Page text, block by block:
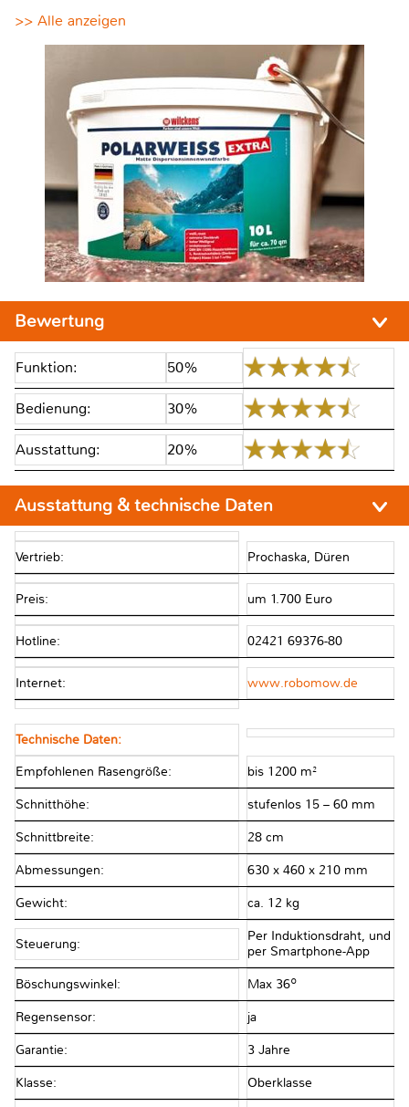
>> Alle anzeigen
Bewertung
Funktion: 50%
Bedienung: 30%
Ausstattung: 20%
Ausstattung & technische Daten
Vertrieb: Prochaska, Düren
Preis: um 1.700 Euro
Hotline: 02421 69376-80
Internet: www.robomow.de
Technische Daten:
Empfohlenen Rasengröße: bis 1200 m²
Schnitthöhe: stufenlos 15 – 60 mm
Schnittbreite: 28 cm
Abmessungen: 630 x 460 x 210 mm
Gewicht: ca. 12 kg
Steuerung:
Per Induktionsdraht, und
per Smartphone-App
Böschungswinkel: Max 36º
Regensensor: ja
Garantie: 3 Jahre
Klasse: Oberklasse